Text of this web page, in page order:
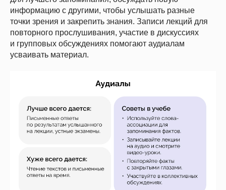
информацию с другими, чтобы услышать разные
точки зрения и закрепить знания. Записи лекций для
повторного прослушивания, участие в дискуссиях
и групповых обсуждениях помогают аудиалам
усваивать материал.